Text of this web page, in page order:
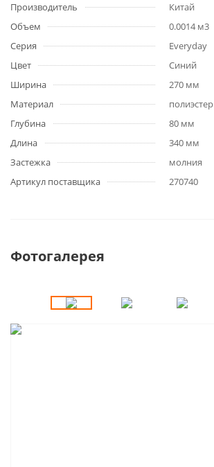
Производитель
Китай
Объем
0.0014 м3
Серия
Everyday
Цвет
Синий
Ширина
270 мм
Материал
полиэстер
Глубина
80 мм
Длина
340 мм
Застежка
молния
Артикул поставщика
270740
Фотогалерея